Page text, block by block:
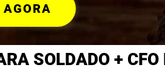
AGORA
SOLDADO +